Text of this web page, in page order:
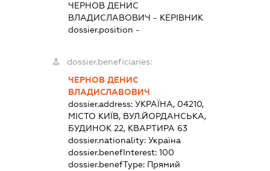
ЧЕРНОВ ДЕНИС
ВЛАДИСЛАВОВИЧ - КЕРІВНИК
dossier.position -
dossier.beneficiaries:
ЧЕРНОВ ДЕНИС
ВЛАДИСЛАВОВИЧ
dossier.address: УКРАЇНА, 04210,
МІСТО КИЇВ, ВУЛ.ЙОРДАНСЬКА,
БУДИНОК 22, КВАРТИРА 63
dossier.nationality: Україна
dossier.benefInterest: 100
dossier.benefType: Прямий